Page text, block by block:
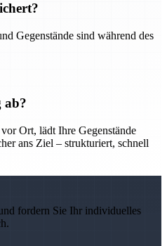
Gegenstände sind während des
ab?
Ort, lädt Ihre Gegenstände
ans Ziel – strukturiert, schnell
fordern Sie Ihr individuelles